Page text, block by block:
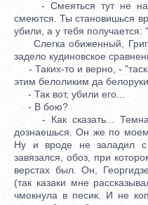
- Смеяться тут не
смеются. Ты становишься
убили, а у тебя получается:
Слегка обиженный,
задело кудиновское
- Таких-то и верно, -
этим белоликим да
- Так вот, убили его...
- В бою?
- Как сказать...
дознаешься. Он же по
Ну и вроде не заладил с
завязался, обоз, при
верстах был. Он,
(так казаки мне
чмокнула в песик. И не